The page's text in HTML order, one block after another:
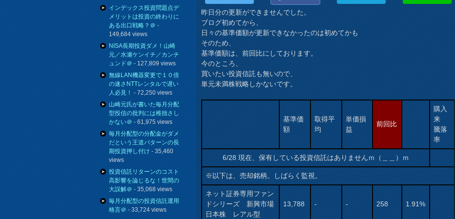
昨日分の更新ができませんでした。
ブログ初めてから、
日々の基準価額が更新できなかったのは初めてかも
そのため、
基準価額は、前回比にしております。
今のところ、
買いたい投資信託も無いので、
単元未満株戦略しかないです。
基準価
額
取得平
均
単価損
益
前回比
購入
来
騰落
率
6/28 現在、保有している投資信託はありませんｍ（＿＿）ｍ
※以下は、売却銘柄。しばらく監視。
ネット証券専用ファン
ドシリーズ 新興市場
日本株 レアル型
13,788 - - 258 1.91%
インデックス投資問題点デ
メリットは投資の終わりに
ある出口戦略？＠-
149,684 views
NISA長期投資ダメ！山崎
元／水瀬ケンイチ／カンチ
ュンド＠- 127,809 views
無線LAN機器変更で１０倍
の速さNTTレンタルで遅い
人必見！- 72,250 views
山崎元氏が書いた毎月分配
型投信の批判には稚拙さし
かない＠- 61,975 views
毎月分配型の分配金がダメ
だという王道パターンの長
期投資押し付け- 35,460
views
投資信託リターンのコスト
高影響を論じるな！世間の
大誤解＠- 35,068 views
毎月分配型の投資信託運用
格言＠- 33,724 views